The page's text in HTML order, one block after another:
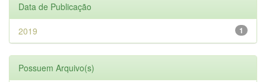
Data de Publicação
1
2019
Possuem Arquivo(s)